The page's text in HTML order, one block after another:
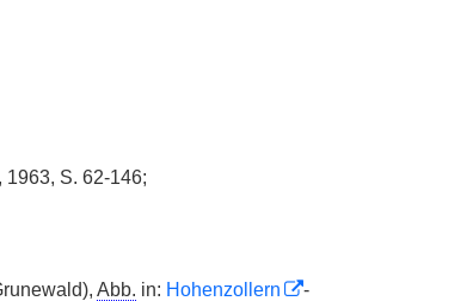
1963, S. 62-146;
Abb. in: Hohenzollern
-